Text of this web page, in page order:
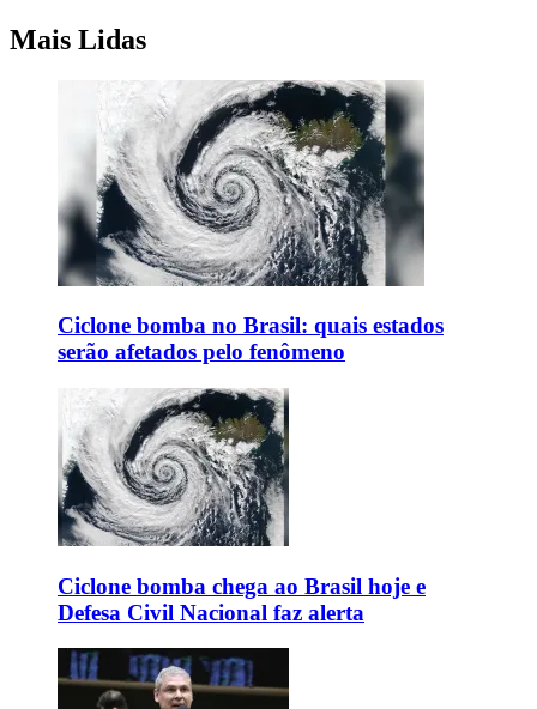
Mais Lidas
Ciclone bomba no Brasil: quais estados
serão afetados pelo fenômeno
Ciclone bomba chega ao Brasil hoje e
Defesa Civil Nacional faz alerta